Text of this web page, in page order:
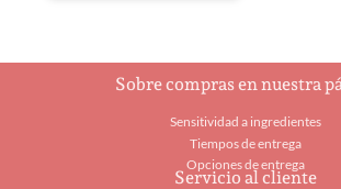
Sobre compras en nuestra
Sensitividad a ingredientes
Tiempos de entrega
Opciones de entrega
Servicio al cliente